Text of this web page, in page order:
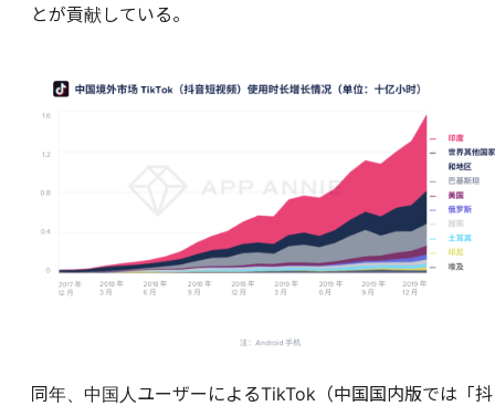
とが貢献している。
同年、中国人ユーザーによるTikTok（中国国内版では「抖